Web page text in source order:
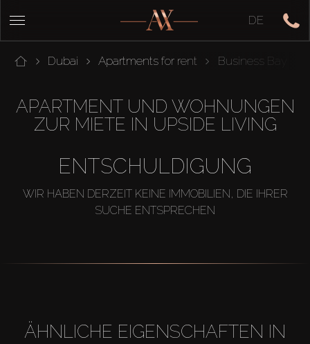
DE
Dubai Apartments for rent Business Bay
APARTMENT UND WOHNUNGEN
ZUR MIETE IN UPSIDE LIVING
ENTSCHULDIGUNG
WIR HABEN DERZEIT KEINE IMMOBILIEN, DIE IHRER
SUCHE ENTSPRECHEN
ÄHNLICHE EIGENSCHAFTEN IN